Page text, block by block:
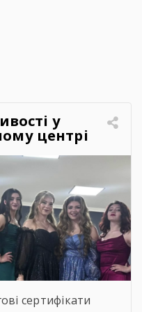
у
центрі
ліцею!
сертифікати